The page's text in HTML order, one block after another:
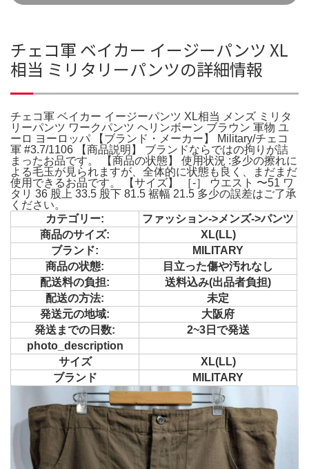
チェコ軍 ベイカー イージーパンツ XL
相当 ミリタリーパンツの詳細情報
チェコ軍 ベイカー イージーパンツ XL相当 メンズ ミリタ
リーパンツ ワークパンツ ヘリンボーン ブラウン 軍物 ユ
ーロ ヨーロッパ 【ブランド・メーカー】 Military/チェコ
軍 #3.7/1106 【商品説明】 ブランドならではの拘りが詰
まったお品です。 【商品の状態】 使用状況 :多少の擦れに
よる毛玉が見られますが、全体的に状態も良く、まだまだ
使用できるお品です。 【サイズ】 ［-］ ウエスト 〜51 ワ
タリ 36 股上 33.5 股下 81.5 裾幅 21.5 多少の誤差はご了承
ください。
カテゴリー:
ファッション->メンズ->パンツ
商品のサイズ:
XL(LL)
ブランド:
MILITARY
商品の状態:
目立った傷や汚れなし
配送料の負担:
送料込み(出品者負担)
配送の方法:
未定
発送元の地域:
大阪府
発送までの日数:
2~3日で発送
photo_description
サイズ
XL(LL)
ブランド
MILITARY